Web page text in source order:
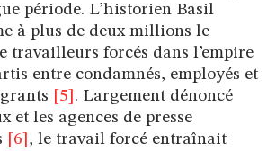
période. L’historien Basil
à plus de deux millions le
travailleurs forcés dans l’empire
entre condamnés, employés et
[5] . Largement dénoncé
et les agences de presse
[6] , le travail forcé entraînait